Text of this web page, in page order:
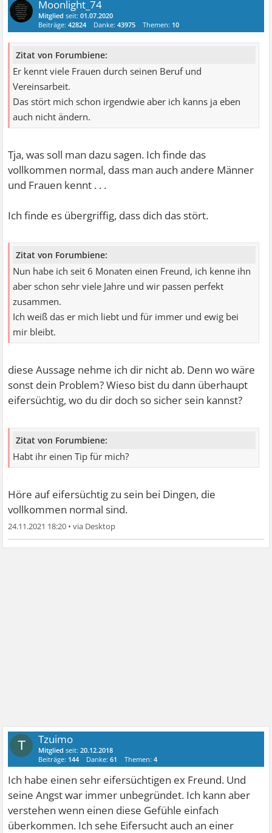
Moonlight_74
Mitglied seit:01.07.2020
Beiträge:42824 Danke:43975 Themen: 10
Zitat von Forumbiene:
Er kennt viele Frauen durch seinen Beruf und
Vereinsarbeit.
Das stört mich schon irgendwie aber ich kanns ja eben
auch nicht ändern.
Tja, was soll man dazu sagen. Ich finde das
vollkommen normal, dass man auch andere Männer
und Frauen kennt . . .
Ich finde es übergriffig, dass dich das stört.
Zitat von Forumbiene:
Nun habe ich seit 6 Monaten einen Freund, ich kenne ihn
aber schon sehr viele Jahre und wir passen perfekt
zusammen.
Ich weiß das er mich liebt und für immer und ewig bei
mir bleibt.
diese Aussage nehme ich dir nicht ab. Denn wo wäre
sonst dein Problem? Wieso bist du dann überhaupt
eifersüchtig, wo du dir doch so sicher sein kannst?
Zitat von Forumbiene:
Habt ihr einen Tip für mich?
Höre auf eifersüchtig zu sein bei Dingen, die
vollkommen normal sind.
24.11.2021 18:20 •
T Tzuimo
Mitglied seit:20.12.2018
Beiträge: 144 Danke:61 Themen:4
Ich habe einen sehr eifersüchtigen ex Freund. Und
seine Angst war immer unbegründet. Ich kann aber
verstehen wenn einen diese Gefühle einfach
überkommen. Ich sehe Eifersucht auch an einer